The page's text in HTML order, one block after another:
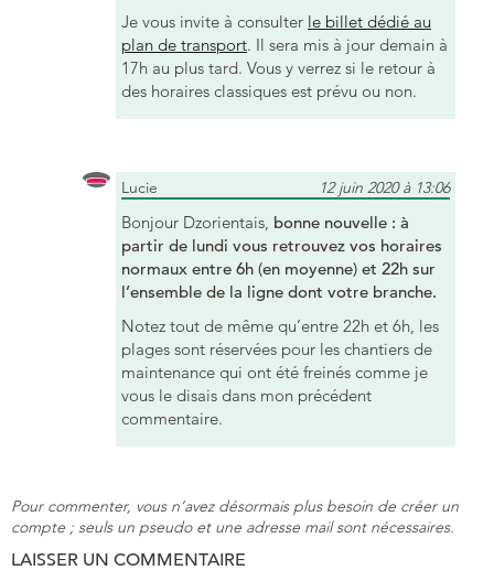
Je vous invite à consulter le billet dédié au
plan de transport. Il sera mis à jour demain à
17h au plus tard. Vous y verrez si le retour à
des horaires classiques est prévu ou non.
Lucie 12 juin 2020 à 13:06
Bonjour Dzorientais, bonne nouvelle : à
partir de lundi vous retrouvez vos horaires
normaux entre 6h (en moyenne) et 22h sur
l’ensemble de la ligne dont votre branche.
Notez tout de même qu’entre 22h et 6h, les
plages sont réservées pour les chantiers de
maintenance qui ont été freinés comme je
vous le disais dans mon précédent
commentaire.
Pour commenter, vous n’avez désormais plus besoin de créer un
compte ; seuls un pseudo et une adresse mail sont nécessaires.
LAISSER UN COMMENTAIRE